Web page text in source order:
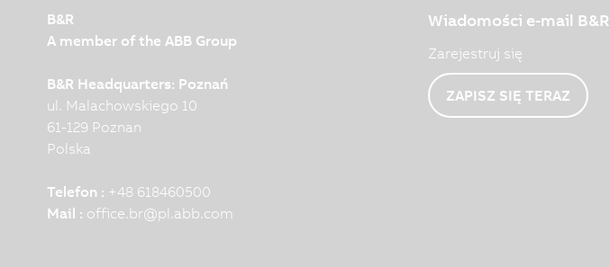
B&R
A member of the ABB Group
B&R Headquarters: Poznań
ul. Malachowskiego 10
61-129 Poznan
Polska
Telefon : +48 618460500
Mail : office.br@pl.abb.com
Wiadomości e-mail B&R
Zarejestruj się
ZAPISZ SIĘ TERAZ